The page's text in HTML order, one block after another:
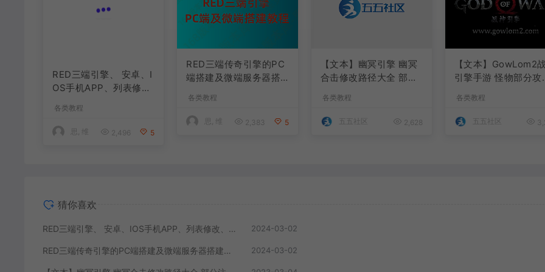
OS手机APP、列表修
改、及微端的搭建方法-
特约制作
RED三端传奇引擎的PC
端搭建及微端服务器搭
各类教程
思, 维 2,383 5
【文本】幽冥引擎 幽冥
合击修改路径大全 部分
各类教程
五五社区 2,628
【文本】GowLom2
引擎手游 怪物部分攻
各类教程
五五社区